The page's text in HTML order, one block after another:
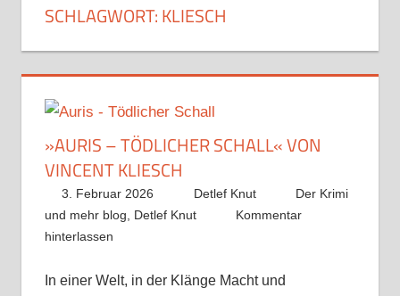
SCHLAGWORT:KLIESCH
»AURIS – TÖDLICHER SCHALL« VON
VINCENT KLIESCH
3. Februar 2026 Detlef Knut
Der Krimi
und mehr blog
Detlef Knut
Kommentar
hinterlassen
In einer Welt, in der Klänge Macht und